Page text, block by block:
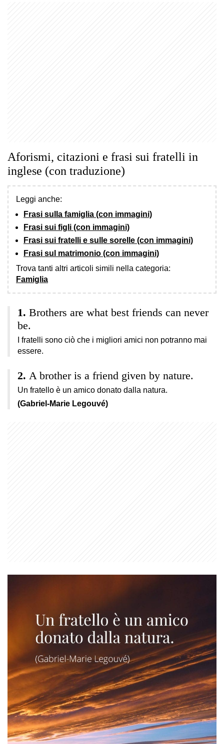
Aforismi, citazioni e frasi sui fratelli in
inglese (con traduzione)
Leggi anche:
Frasi sulla famiglia (con immagini)
Frasi sui figli (con immagini)
Frasi sui fratelli e sulle sorelle (con immagini)
Frasi sul matrimonio (con immagini)
Trova tanti altri articoli simili nella categoria:
Famiglia
Brothers are what best friends can never
be.
I fratelli sono ciò che i migliori amici non potranno mai
essere.
A brother is a friend given by nature.
Un fratello è un amico donato dalla natura.
(Gabriel-Marie Legouvé)